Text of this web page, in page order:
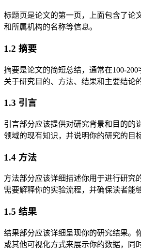
标题页是论文的第一页，上面包含了论
和所属机构的名称等信息。
1.2 摘要
摘要是论文的简短总结，通常在100-
关于研究目的、方法、结果和主要结论
1.3 引言
引言部分应该提供对研究背景和目的的
领域的现有知识，并说明你的研究的目
1.4 方法
方法部分应该详细描述你用于进行研究
需要解释你的实验流程，并确保读者能
1.5 结果
结果部分应该详细呈现你的研究结果。
或其他可视化方式来展示你的数据，同